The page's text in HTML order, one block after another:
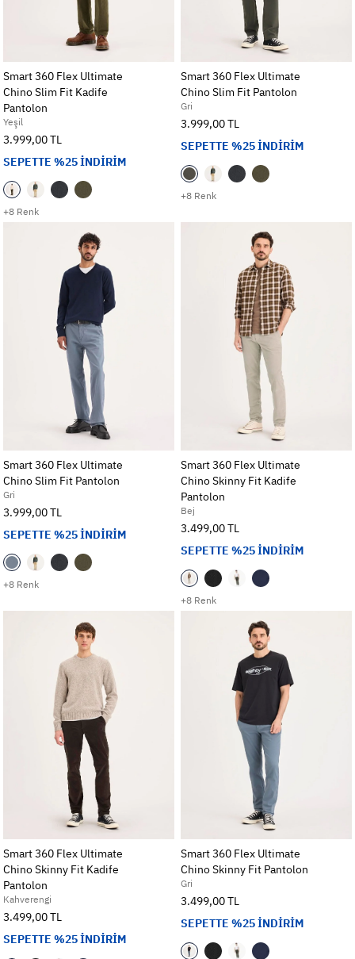
+8 Renk
Smart 360 Flex Ultimate
Chino Slim Fit Kadife
Pantolon
Yeşil
3.999,00 TL
SEPETTE %25 İNDİRİM
+8 Renk
Smart 360 Flex Ultimate
Chino Slim Fit Pantolon
Gri
3.999,00 TL
SEPETTE %25 İNDİRİM
+8 Renk
Smart 360 Flex Ultimate
Chino Slim Fit Pantolon
Gri
3.999,00 TL
SEPETTE %25 İNDİRİM
+8 Renk
Smart 360 Flex Ultimate
Chino Skinny Fit Kadife
Pantolon
Bej
3.499,00 TL
SEPETTE %25 İNDİRİM
Smart 360 Flex Ultimate
Chino Skinny Fit Kadife
Pantolon
Kahverengi
3.499,00 TL
SEPETTE %25 İNDİRİM
Smart 360 Flex Ultimate
Chino Skinny Fit Pantolon
Gri
3.499,00 TL
SEPETTE %25 İNDİRİM